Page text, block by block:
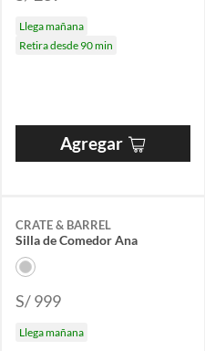
Llega mañana
Retira desde 90 min
Agregar
CRATE & BARREL
Silla de Comedor Ana
S/ 999
Llega mañana